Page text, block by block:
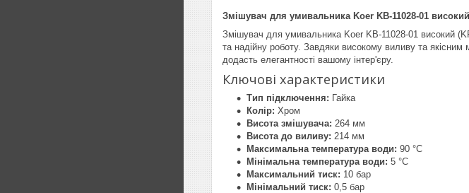
Змішувач для умивальника Koer KB-11028-01
Змішувач для умивальника Koer KB-11028-01 високий
та надійну роботу. Завдяки високому виливу та якісним
додасть елегантності вашому інтер'єру.
Ключові характеристики
Тип підключення: Гайка
Колір: Хром
Висота змішувача: 264 мм
Висота до виливу: 214 мм
Максимальна температура води: 90 °C
Мінімальна температура води: 5 °C
Максимальний тиск: 10 бар
Мінімальний тиск: 0,5 бар